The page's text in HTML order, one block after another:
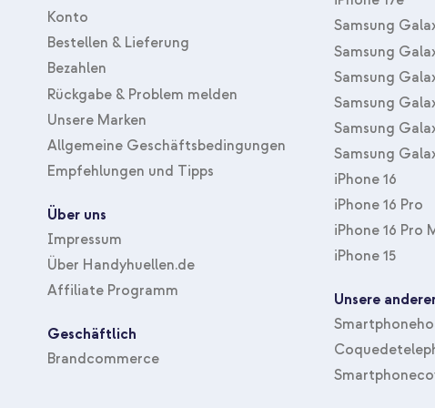
Konto
Bestellen & Lieferung
Bezahlen
Rückgabe & Problem melden
Unsere Marken
Allgemeine Geschäftsbedingungen
Empfehlungen und Tipps
Über uns
Impressum
Über Handyhuellen.de
Affiliate Programm
Geschäftlich
Brandcommerce
Samsung
Samsung
Samsung
Samsung
Samsung
Samsung
iPhone 16
iPhone 16 Pro
iPhone 16 Pro
iPhone 15
Unsere